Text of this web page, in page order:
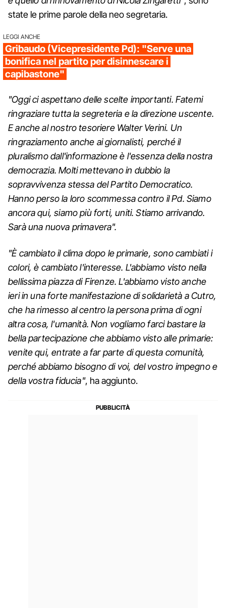
state le prime parole della neo segretaria.
LEGGI ANCHE
Gribaudo (Vicepresidente Pd): "Serve una
bonifica nel partito per disinnescare i
capibastone"
"Oggi ci aspettano delle scelte importanti. Fatemi
ringraziare tutta la segreteria e la direzione uscente.
E anche al nostro tesoriere Walter Verini. Un
ringraziamento anche ai giornalisti, perché il
pluralismo dall'informazione è l'essenza della nostra
democrazia. Molti mettevano in dubbio la
sopravvivenza stessa del Partito Democratico.
Hanno perso la loro scommessa contro il Pd. Siamo
ancora qui, siamo più forti, uniti. Stiamo arrivando.
Sarà una nuova primavera".
"È cambiato il clima dopo le primarie, sono cambiati i
colori, è cambiato l'interesse. L'abbiamo visto nella
bellissima piazza di Firenze. L'abbiamo visto anche
ieri in una forte manifestazione di solidarietà a Cutro,
che ha rimesso al centro la persona prima di ogni
altra cosa, l'umanità. Non vogliamo farci bastare la
bella partecipazione che abbiamo visto alle primarie:
venite qui, entrate a far parte di questa comunità,
perché abbiamo bisogno di voi, del vostro impegno e
della vostra fiducia", ha aggiunto.